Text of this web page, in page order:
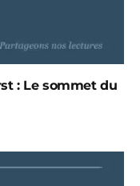
: Le sommet du